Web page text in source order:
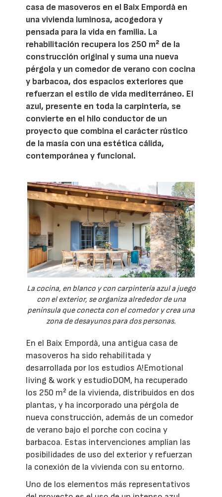
casa de masoveros en el Baix Empordà en
una vivienda luminosa, acogedora y
pensada para la vida en familia. La
rehabilitación recupera los 250 m² de la
construcción original y suma una nueva
pérgola y un comedor de verano con cocina
y barbacoa, dos espacios exteriores que
refuerzan el estilo de vida mediterráneo. El
azul, presente en toda la carpintería, se
convierte en el hilo conductor de un
proyecto que combina el carácter rústico
de la masía con una estética cálida,
contemporánea y funcional.
La cocina, en blanco y con carpintería azul a juego
con el exterior, se organiza alrededor de una
península que conecta con el comedor y crea una
zona de desayunos para dos personas.
En el Baix Empordà, una antigua casa de
masoveros ha sido rehabilitada y
desarrollada por los estudios A!Emotional
living & work y estudioDOM, ha recuperado
los 250 m² de la vivienda, distribuidos en dos
plantas, y ha incorporado una pérgola de
nueva construcción, además de un comedor
de verano bajo el porche con cocina y
barbacoa. Estas intervenciones amplían las
posibilidades de uso del exterior y refuerzan
la conexión de la vivienda con su entorno.
Uno de los elementos más representativos